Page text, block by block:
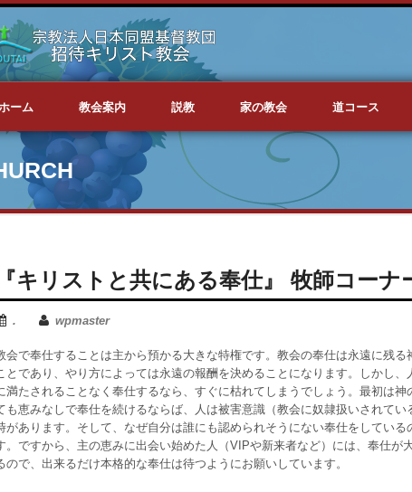
ーム 教会案内 説教 家の教会 道コース
『キリストと共にある奉仕』 牧師コーナ
. wpmaster
会で奉仕することは主から預かる大きな特権です。教会の奉仕は永遠に残る
とであり、やり方によっては永遠の報酬を決めることになります。しかし、
満たされることなく奉仕するなら、すぐに枯れてしまうでしょう。最初は神
も恵みなしで奉仕を続けるならば、人は被害意識（教会に奴隷扱いされてい
があります。そして、なぜ自分は誰にも認められそうにない奉仕をしている
。ですから、主の恵みに出会い始めた人（VIPや新来者など）には、奉仕が
ので、出来るだけ本格的な奉仕は待つようにお願いしています。